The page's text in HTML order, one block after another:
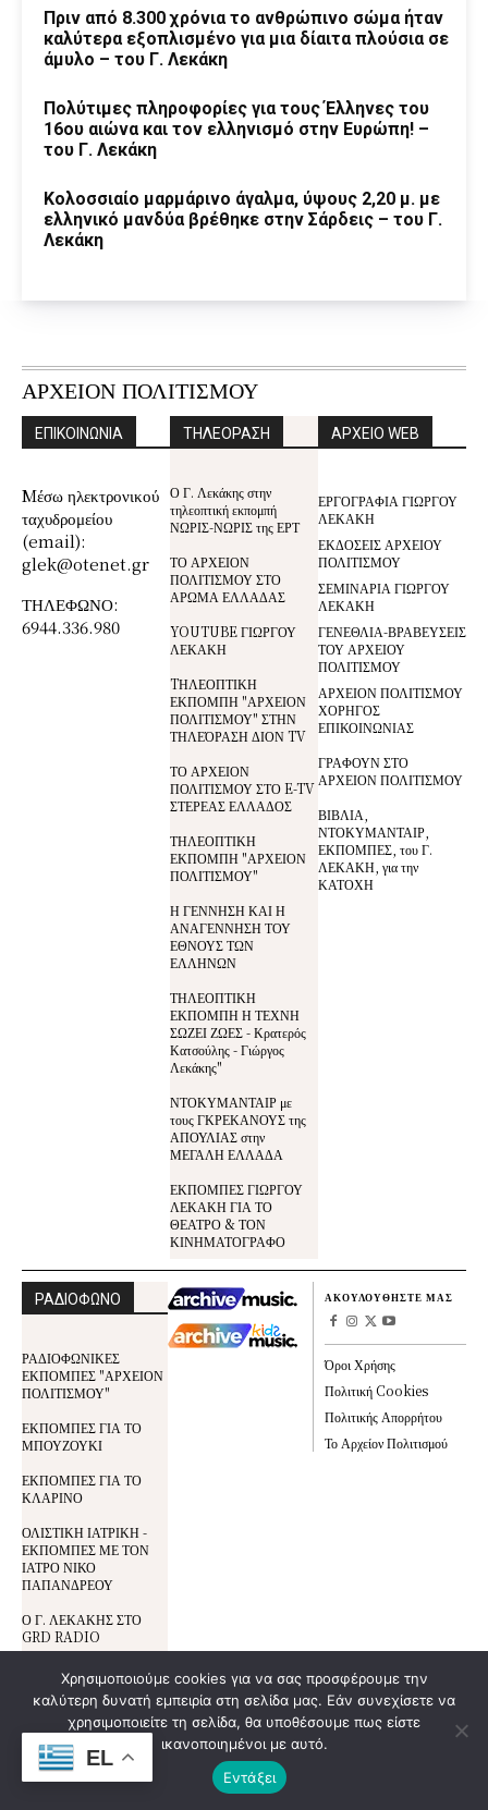
Πριν από 8.300 χρόνια το ανθρώπινο σώμα ήταν
καλύτερα εξοπλισμένο για μια δίαιτα πλούσια σε
άμυλο – του Γ. Λεκάκη
Πολύτιμες πληροφορίες για τους Έλληνες του
16ου αιώνα και τον ελληνισμό στην Ευρώπη! –
του Γ. Λεκάκη
Κολοσσιαίο μαρμάρινο άγαλμα, ύψους 2,20 μ. με
ελληνικό μανδύα βρέθηκε στην Σάρδεις – του Γ.
Λεκάκη
ΑΡΧΕΙΟΝ ΠΟΛΙΤΙΣΜΟΥ
ΕΠΙΚΟΙΝΩΝΙΑ
Mέσω ηλεκτρονικού
ταχυδρομείου
(email):
glek@otenet.gr
ΤΗΛΕΦΩΝΟ:
6944.336.980
ΤΗΛΕΟΡΑΣΗ
Ο Γ. Λεκάκης στην
τηλεοπτική εκπομπή
ΝΩΡΙΣ-ΝΩΡΙΣ της ΕΡΤ
ΤΟ ΑΡΧΕΙΟΝ
ΠΟΛΙΤΙΣΜΟΥ ΣΤΟ
ΑΡΩΜΑ ΕΛΛΑΔΑΣ
YOUTUBE ΓΙΩΡΓΟΥ
ΛΕΚΑΚΗ
TΗΛΕΟΠΤΙΚΗ
ΕΚΠΟΜΠΗ "ΑΡΧΕΙΟΝ
ΠΟΛΙΤΙΣΜΟΥ" ΣΤΗΝ
ΤΗΛΕΌΡΑΣΗ ΔΙΟΝ TV
ΤΟ ΑΡΧΕΙΟΝ
ΠΟΛΙΤΙΣΜΟΥ ΣΤΟ E-TV
ΣΤΕΡΕΑΣ ΕΛΛΑΔΟΣ
ΤΗΛΕΟΠΤΙΚΗ
ΕΚΠΟΜΠΗ "ΑΡΧΕΙΟΝ
ΠΟΛΙΤΙΣΜΟΥ"
Η ΓΕΝΝΗΣΗ ΚΑΙ Η
ΑΝΑΓΕΝΝΗΣΗ ΤΟΥ
ΕΘΝΟΥΣ ΤΩΝ
ΕΛΛΗΝΩΝ
ΤΗΛΕΟΠΤΙΚΗ
ΕΚΠΟΜΠΗ Η ΤΕΧΝΗ
ΣΩΖΕΙ ΖΩΕΣ - Κρατερός
Κατσούλης - Γιώργος
Λεκάκης"
ΝΤΟΚΥΜΑΝΤΑΙΡ με
τους ΓΚΡΕΚΑΝΟΥΣ της
ΑΠΟΥΛΙΑΣ στην
ΜΕΓΑΛΗ ΕΛΛΑΔΑ
ΕΚΠΟΜΠΕΣ ΓΙΩΡΓΟΥ
ΛΕΚΑΚΗ ΓΙΑ ΤΟ
ΘΕΑΤΡΟ & ΤΟΝ
ΚΙΝΗΜΑΤΟΓΡΑΦΟ
ΑΡΧΕΙΟ WEB
ΕΡΓΟΓΡΑΦΙΑ ΓΙΩΡΓΟΥ
ΛΕΚΑΚΗ
ΕΚΔΟΣΕΙΣ ΑΡΧΕΙΟΥ
ΠΟΛΙΤΙΣΜΟΥ
ΣΕΜΙΝΑΡΙΑ ΓΙΩΡΓΟΥ
ΛΕΚΑΚΗ
ΓΕΝΕΘΛΙΑ-ΒΡΑΒΕΥΣΕΙΣ
ΤΟΥ ΑΡΧΕΙΟΥ
ΠΟΛΙΤΙΣΜΟΥ
ΑΡΧΕΙΟΝ ΠΟΛΙΤΙΣΜΟΥ
ΧΟΡΗΓΟΣ
ΕΠΙΚΟΙΝΩΝΙΑΣ
ΓΡΑΦΟΥΝ ΣΤΟ
ΑΡΧΕΙΟΝ ΠΟΛΙΤΙΣΜΟΥ
ΒΙΒΛΙΑ,
ΝΤΟΚΥΜΑΝΤΑΙΡ,
ΕΚΠΟΜΠΕΣ, του Γ.
ΛΕΚΑΚΗ, για την
ΚΑΤΟΧΗ
ΡΑΔΙΟΦΩΝΟ
ΡΑΔΙΟΦΩΝΙΚΕΣ
ΕΚΠΟΜΠΕΣ "ΑΡΧΕΙΟΝ
ΠΟΛΙΤΙΣΜΟΥ"
ΕΚΠΟΜΠΕΣ ΓΙΑ ΤΟ
ΜΠΟΥΖΟΥΚΙ
ΕΚΠΟΜΠΕΣ ΓΙΑ ΤΟ
ΚΛΑΡΙΝΟ
ΟΛΙΣΤΙΚΗ ΙΑΤΡΙΚΗ -
ΕΚΠΟΜΠΕΣ ΜΕ ΤΟΝ
ΙΑΤΡΟ ΝΙΚΟ
ΠΑΠΑΝΔΡΕΟΥ
Ο Γ. ΛΕΚΑΚΗΣ ΣΤΟ
GRD RADIO
ΕΚΠΟΜΠΕΣ ΓΙΑ ΤΟ
ΘΕΑΤΡΟ ΣΚΙΩΝ ΚΑΙ
ΤΟΝ ΚΑΡΑΓΚΙΟΖΗ
ΑΚΟΥΛΟΥΘΗΣΤΕ ΜΑΣ
Όροι Χρήσης
Πολιτική Cookies
Πολιτικής Απορρήτου
Το Αρχείον Πολιτισμού
© All Rights Reserved | Development By
DoSmart.gr| Supported By
Wideview
EL
Χρησιμοποιούμε cookies για να σας προσφέρουμε την
καλύτερη δυνατή εμπειρία στη σελίδα μας. Εάν συνεχίσετε να
χρησιμοποιείτε τη σελίδα, θα υποθέσουμε πως είστε
ικανοποιημένοι με αυτό.
Εντάξει